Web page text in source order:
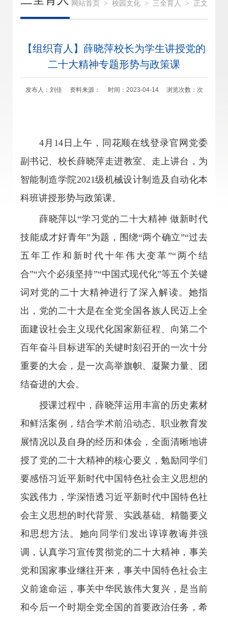
网站首页 > 校园文化 > 三全育人 > 正文
【组织育人】薛晓萍校长为学生讲授党的
二十大精神专题形势与政策课
发布人：刘佳 资料来源： 时间：2023-04-14 浏览次数： 次
4月14日上午，同花顺在线登录官网党委
副书记、校长薛晓萍走进教室、走上讲台，为
智能制造学院2021级机械设计制造及自动化本
科班讲授形势与政策课。
薛晓萍以“学习党的二十大精神 做新时代
技能成才好青年”为题，围绕“两个确立”“过去
五年工作和新时代十年伟大变革”“两个结
合”“六个必须坚持”“中国式现代化”等五个关键
词对党的二十大精神进行了深入解读。她指
出，党的二十大是在全党全国各族人民迈上全
面建设社会主义现代化国家新征程、向第二个
百年奋斗目标进军的关键时刻召开的一次十分
重要的大会，是一次高举旗帜、凝聚力量、团
结奋进的大会。
授课过程中，薛晓萍运用丰富的历史素材
和鲜活案例，结合学术前沿动态、职业教育发
展情况以及自身的经历和体会，全面清晰地讲
授了党的二十大精神的核心要义，勉励同学们
要感悟习近平新时代中国特色社会主义思想的
实践伟力，学深悟透习近平新时代中国特色社
会主义思想的时代背景、实践基础、精髓要义
和思想方法。她向同学们发出谆谆教诲并强
调，认真学习宣传贯彻党的二十大精神，事关
党和国家事业继往开来，事关中国特色社会主
义前途命运，事关中华民族伟大复兴，是当前
和今后一个时期全党全国的首要政治任务，希